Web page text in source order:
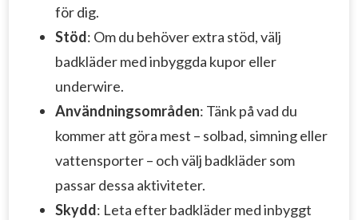
för dig.
Stöd: Om du behöver extra stöd, välj
badkläder med inbyggda kupor eller
underwire.
Användningsområden: Tänk på vad du
kommer att göra mest – solbad, simning eller
vattensporter – och välj badkläder som
passar dessa aktiviteter.
Skydd: Leta efter badkläder med inbyggt